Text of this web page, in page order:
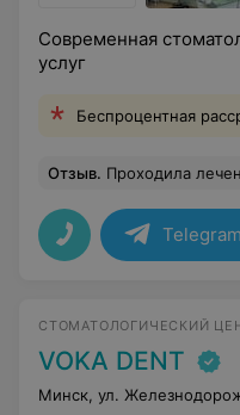
Современная
услуг
Беспроцентная
Отзыв. Проходила лечение брекетами у Надежды Александровны Бусел. Безмерно рада, что выбрала такого Специалиста с большой буквы! Мои
Telegram
СТОМАТОЛОГИЧЕСКИЙ
VOKA DENT
Минск, ул.